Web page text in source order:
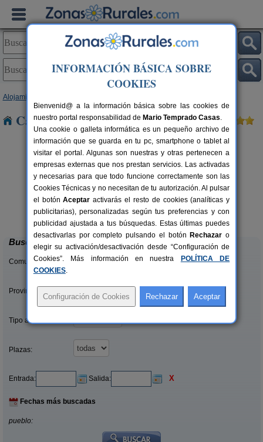
Alojamientos
Casas Rurales cerca de Cardones
4 pers.
desde45 €
Casa Cueva Las Margaritas
Artenara (Gran Canaria)
Buscar
Comunidades:
Provincias/Islas:
Tipo alquiler:
Plazas:
Entrada: Salida: X
Fechas más buscadas
pueblo:
INFORMACIÓN BÁSICA SOBRE
COOKIES
Bienvenid@ a la información básica sobre las cookies de
nuestro portal responsabilidad de Mario Temprado Casas.
Una cookie o galleta informática es un pequeño archivo de
información que se guarda en tu pc, smartphone o tablet al
visitar el portal. Algunas son nuestras y otras pertenecen a
empresas externas que nos prestan servicios. Las activadas
y necesarias para que todo funcione correctamente son las
Cookies Técnicas y no necesitan de tu autorización. Al pulsar
el botónAceptar activarás el resto de cookies (analíticas y
publicitarias), personalizadas según tus preferencias y con
publicidad ajustada a tus búsquedas. Estas últimas puedes
desactivarlas por completo pulsando el botón Rechazar o
elegir su activación/desactivación desde “Configuración de
Cookies”. Más información en nuestra
POLÍTICA DE
COOKIES.